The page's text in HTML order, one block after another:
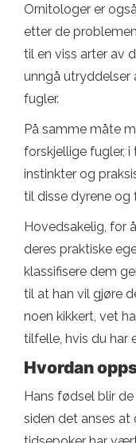
Ornitologer er
etter de
til en viss arter av
unngå utryddelser
fugler.
På samme måte
forskjellige fugler,
instinkter og
til disse dyrene og
Hovedsakelig, for
deres praktiske
klassifisere dem
til at han vil gjøre
noen kikkert, vet
tilfelle, hvis du har
Hvordan
Hans fødsel blir
siden det anses at